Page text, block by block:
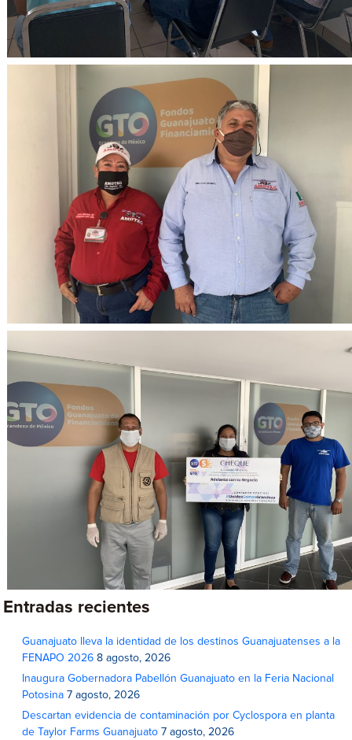
Entradas recientes
Guanajuato lleva la identidad de los destinos Guanajuatenses a la
FENAPO 2026 8 agosto, 2026
Inaugura Gobernadora Pabellón Guanajuato en la Feria Nacional
Potosina 7 agosto, 2026
Descartan evidencia de contaminación por Cyclospora en planta
de Taylor Farms Guanajuato 7 agosto, 2026